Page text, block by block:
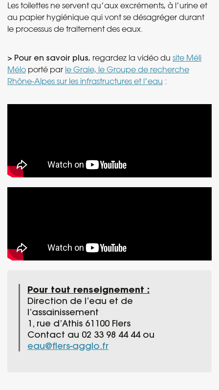
Les toilettes ne servent qu’aux excréments, à l’urine et
au papier hygiénique qui vont se désagréger durant
le processus de traitement des eaux.
> Pour en savoir plus, regardez la vidéo du site Méli
Mélo porté par le Graie, le Groupe de recherche
Rhône-Alpes sur les infrastructures et l’eau :
Pour tout renseignement :
Direction de l’eau et de
l’assainissement
1, rue d’Athis 61100 Flers
Contact au 02 33 98 44 44 ou
eau@flers-agglo.fr